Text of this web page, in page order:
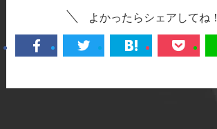
よかったらシェアしてね！